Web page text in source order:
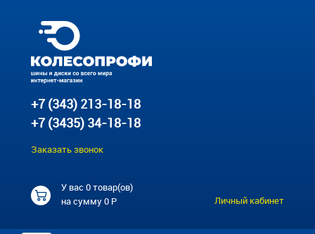
+7 (343) 213-18-18
+7 (3435) 34-18-18
Заказать звонок
У вас0 товар(ов)
на сумму0 Р Личный кабинет